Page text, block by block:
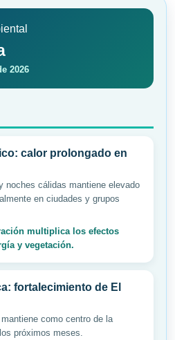
2026
calor prolongado en
noches cálidas mantiene elevado
en ciudades y grupos
multiplica los efectos
y vegetación.
fortalecimiento de El
como centro de la
próximos meses.